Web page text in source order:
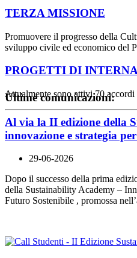
TERZA MISSIONE
Promuovere il progresso della
sviluppo civile ed economico del
PROGETTI DI
Attualmente sono attivi 70
Ultime comunicazioni:
Al via la II edizione della
innovazione e strategia
29-06-2026
Dopo il successo della prima
della Sustainability Academy –
Futuro Sostenibile , promossa